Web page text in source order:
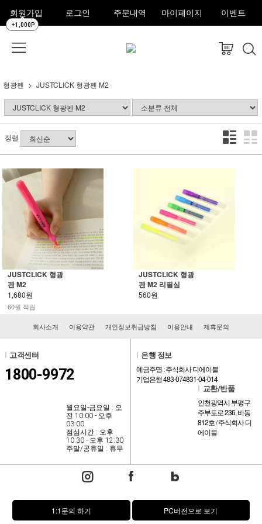
회원가입
+1,000P
로그인 주문내역 마이페이지 이벤트
형광펜 JUSTCLICK 형광펜 M2
정렬
JUSTCLICK 형광
펜 M2
1,680원
60원 적립
JUSTCLICK 형광
펜 M2 리필심
560원
회사소개 이용약관 개인정보취급방침 이용안내 제휴문의
고객센터
1800-9972
월요일-금요일 : 오
전 10:00 - 오후
03:00
점심시간 : 오후
10:30 - 오후 12:30
주말/공휴일 : 휴무
은행 정보
예금주명 : 주식회사 디에이블
기업은행 483-074831-04-014
교환/반품
인천광역시 부평구
주부토로 236, 비동
812호 / 주식회사 디
에이블
1:1문의 하기 PC버전으로 보기